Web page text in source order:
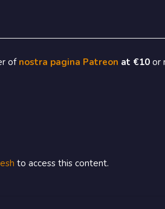
of nostra pagina Patreon at €10 or
to access this content.